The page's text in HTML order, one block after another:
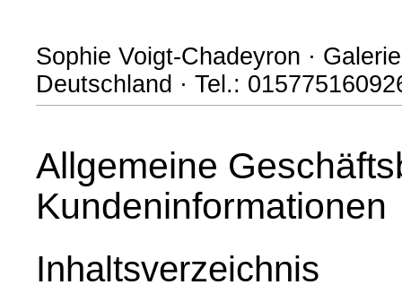
Sophie Voigt-Chadeyron ·
Deutschland · Tel.:
Allgemeine
Kundeninformationen
Inhaltsverzeichnis